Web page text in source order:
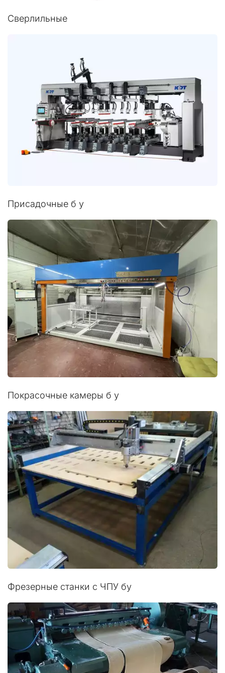
Сверлильные
Присадочные б у
Покрасочные камеры б у
Фрезерные станки с ЧПУ бу